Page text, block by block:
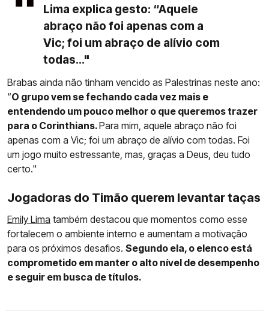
Lima explica gesto: “Aquele
abraço não foi apenas com a
Vic; foi um abraço de alívio com
todas..."
Brabas ainda não tinham vencido as Palestrinas neste ano:
“O grupo vem se fechando cada vez mais e
entendendo um pouco melhor o que queremos trazer
para o Corinthians.Para mim, aquele abraço não foi
apenas com a Vic; foi um abraço de alívio com todas. Foi
um jogo muito estressante, mas, graças a Deus, deu tudo
certo."
Jogadoras do Timão querem levantar taças
Emily Lima também destacou que momentos como esse
fortalecem o ambiente interno e aumentam a motivação
para os próximos desafios. Segundo ela, o elenco está
comprometido em manter o alto nível de desempenho
e seguir em busca de títulos.